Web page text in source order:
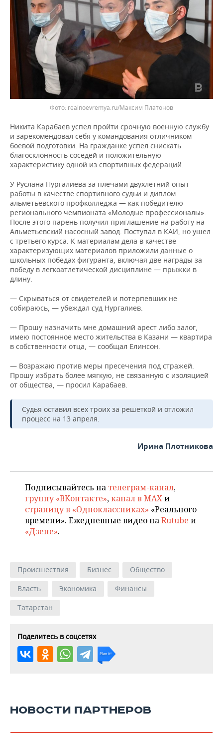
realnoevremya.ru/Максим Платонов
Никита Карабаев успел пройти срочную военную службу
и зарекомендовал себя у командования отличником
боевой подготовки. На гражданке успел снискать
благосклонность соседей и положительную
характеристику одной из спортивных федераций.
У Руслана Нургалиева за плечами двухлетний опыт
работы в качестве спортивного судьи и диплом
альметьевского профколледжа — как победителю
регионального чемпионата «Молодые профессионалы».
После этого парень получил приглашение на работу на
Альметьевский насосный завод. Поступал в КАИ, но ушел
с третьего курса. К материалам дела в качестве
характеризующих материалов приложили данные о
школьных победах фигуранта, включая две награды за
победу в легкоатлетической дисциплине — прыжки в
длину.
— Скрываться от свидетелей и потерпевших не
собираюсь, — убеждал суд Нургалиев.
— Прошу назначить мне домашний арест либо залог,
имею постоянное место жительства в Казани — квартира
в собственности отца, — сообщал Елинсон.
— Возражаю против меры пресечения под стражей.
Прошу избрать более мягкую, не связанную с изоляцией
от общества, — просил Карабаев.
Судья оставил всех троих за решеткой и отложил
процесс на 13 апреля.
Ирина Плотникова
Подписывайтесь на телеграм-канал,
группу «ВКонтакте»,канал в MAXи
страницу в «Одноклассниках» «Реального
времени». Ежедневные видео наRutube и
«Дзене».
Происшествия Бизнес
Общество
Власть
Экономика
Финансы
Татарстан
Поделитесь в соцсетях
НОВОСТИ ПАРТНЕРОВ